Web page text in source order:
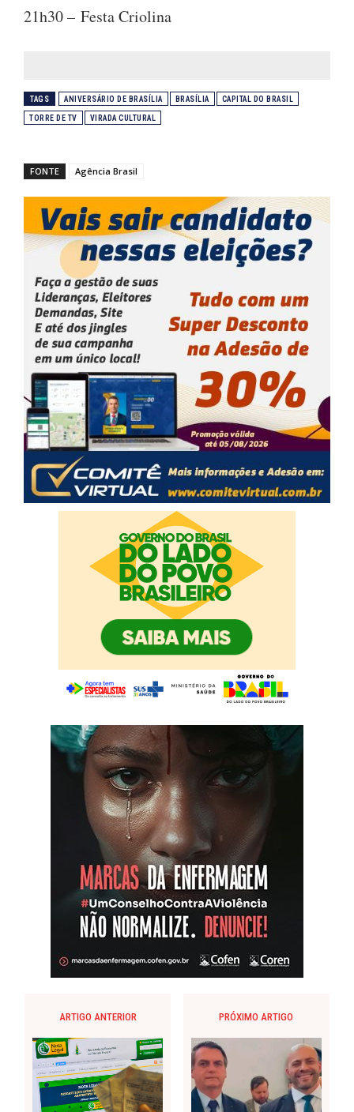
21h30 – Festa Criolina
TAGS ANIVERSÁRIO DE BRASÍLIA BRASÍLIA CAPITAL DO BRASIL
TORRE DE TV VIRADA CULTURAL
FONTE Agência Brasil
ARTIGO ANTERIOR PRÓXIMO ARTIGO